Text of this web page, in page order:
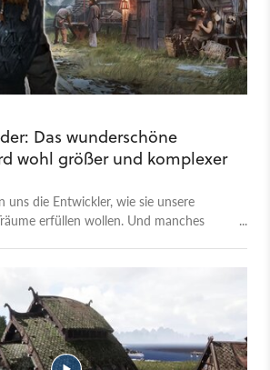
Das wunderschöne
wohl größer und komplexer
uns die Entwickler, wie sie unsere
erfüllen wollen. Und manches